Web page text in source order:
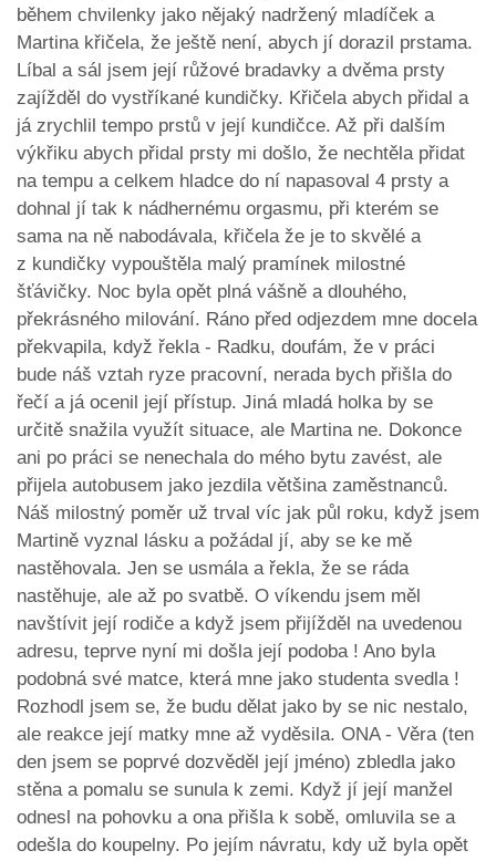
během chvilenky jako nějaký nadržený mladíček a
Martina křičela, že ještě není, abych jí dorazil prstama.
Líbal a sál jsem její růžové bradavky a dvěma prsty
zajížděl do vystříkané kundičky. Křičela abych přidal a
já zrychlil tempo prstů v její kundičce. Až při dalším
výkřiku abych přidal prsty mi došlo, že nechtěla přidat
na tempu a celkem hladce do ní napasoval 4 prsty a
dohnal jí tak k nádhernému orgasmu, při kterém se
sama na ně nabodávala, křičela že je to skvělé a
z kundičky vypouštěla malý pramínek milostné
šťávičky. Noc byla opět plná vášně a dlouhého,
překrásného milování. Ráno před odjezdem mne docela
překvapila, když řekla - Radku, doufám, že v práci
bude náš vztah ryze pracovní, nerada bych přišla do
řečí a já ocenil její přístup. Jiná mladá holka by se
určitě snažila využít situace, ale Martina ne. Dokonce
ani po práci se nenechala do mého bytu zavést, ale
přijela autobusem jako jezdila většina zaměstnanců.
Náš milostný poměr už trval víc jak půl roku, když jsem
Martině vyznal lásku a požádal jí, aby se ke mě
nastěhovala. Jen se usmála a řekla, že se ráda
nastěhuje, ale až po svatbě. O víkendu jsem měl
navštívit její rodiče a když jsem přijížděl na uvedenou
adresu, teprve nyní mi došla její podoba ! Ano byla
podobná své matce, která mne jako studenta svedla !
Rozhodl jsem se, že budu dělat jako by se nic nestalo,
ale reakce její matky mne až vyděsila. ONA - Věra (ten
den jsem se poprvé dozvěděl její jméno) zbledla jako
stěna a pomalu se sunula k zemi. Když jí její manžel
odnesl na pohovku a ona přišla k sobě, omluvila se a
odešla do koupelny. Po jejím návratu, kdy už byla opět